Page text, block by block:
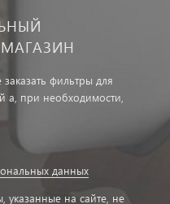
фильтры для
а, при необходимости,
данных
на сайте, не